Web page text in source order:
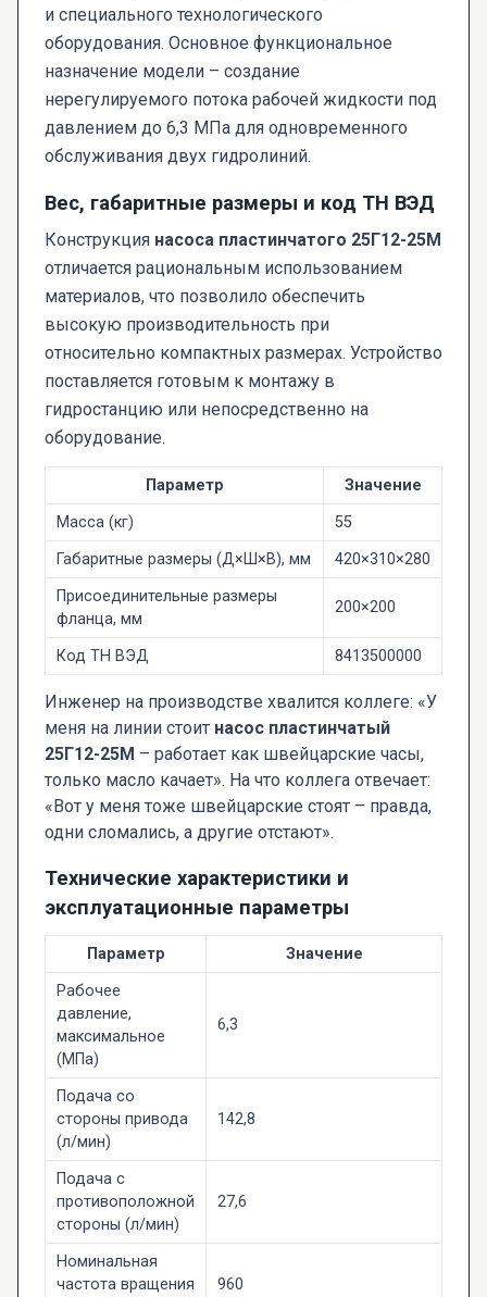
и специального технологического
оборудования. Основное функциональное
назначение модели – создание
нерегулируемого потока рабочей жидкости под
давлением до 6,3 МПа для одновременного
обслуживания двух гидролиний.
Вес, габаритные размеры и код ТН ВЭД
Конструкция насоса пластинчатого 25Г12-25М
отличается рациональным использованием
материалов, что позволило обеспечить
высокую производительность при
относительно компактных размерах. Устройство
поставляется готовым к монтажу в
гидростанцию или непосредственно на
оборудование.
Параметр
Значение
Масса (кг)
55
Габаритные размеры (Д×Ш×В), мм
420×310×280
Присоединительные размеры
фланца, мм
200×200
Код ТН ВЭД 8413500000
Инженер на производстве хвалится коллеге: «У
меня на линии стоит насос пластинчатый
25Г12-25М – работает как швейцарские часы,
только масло качает». На что коллега отвечает:
«Вот у меня тоже швейцарские стоят – правда,
одни сломались, а другие отстают».
Технические характеристики и
эксплуатационные параметры
Параметр
Значение
Рабочее
давление,
максимальное
(МПа)
6,3
Подача со
стороны привода
(л/мин)
142,8
Подача с
противоположной
стороны (л/мин)
27,6
Номинальная
частота вращения
960